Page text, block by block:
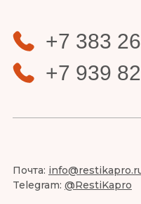
+7 383
+7 939
Почта:
Telegram: @RestiKapro